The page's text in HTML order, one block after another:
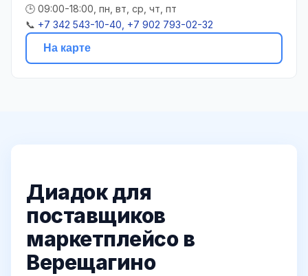
🕒 09:00-18:00, пн, вт, ср, чт, пт
📞 +7 342 543-10-40, +7 902 793-02-32
На карте
Диадок для
поставщиков
маркетплейсо в
Верещагино